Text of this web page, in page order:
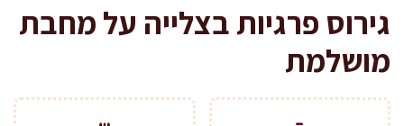
גירוס פרגיות בצלייה על מחבת
מושלמת